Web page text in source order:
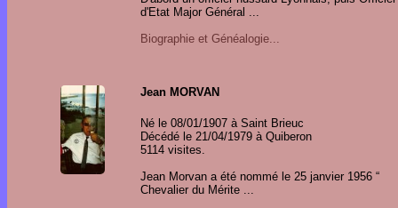
d'Etat Major Général ...
Biographie et Généalogie...
Jean MORVAN
Né le 08/01/1907 à Saint Brieuc
Décédé le 21/04/1979 à Quiberon
5114 visites.
Jean Morvan a été nommé le 25 janvier 1956 “
Chevalier du Mérite ...